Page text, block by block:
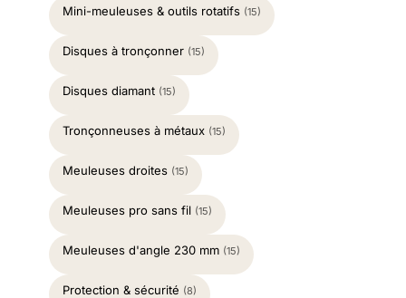
Mini-meuleuses & outils rotatifs (15)
Disques à tronçonner (15)
Disques diamant (15)
Tronçonneuses à métaux (15)
Meuleuses droites (15)
Meuleuses pro sans fil (15)
Meuleuses d'angle 230 mm (15)
Protection & sécurité (8)